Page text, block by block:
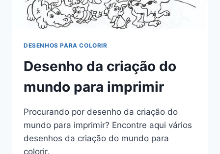
DESENHOS PARA COLORIR
Desenho da criação do
mundo para imprimir
Procurando por desenho da criação do
mundo para imprimir? Encontre aqui vários
desenhos da criação do mundo para
colorir.